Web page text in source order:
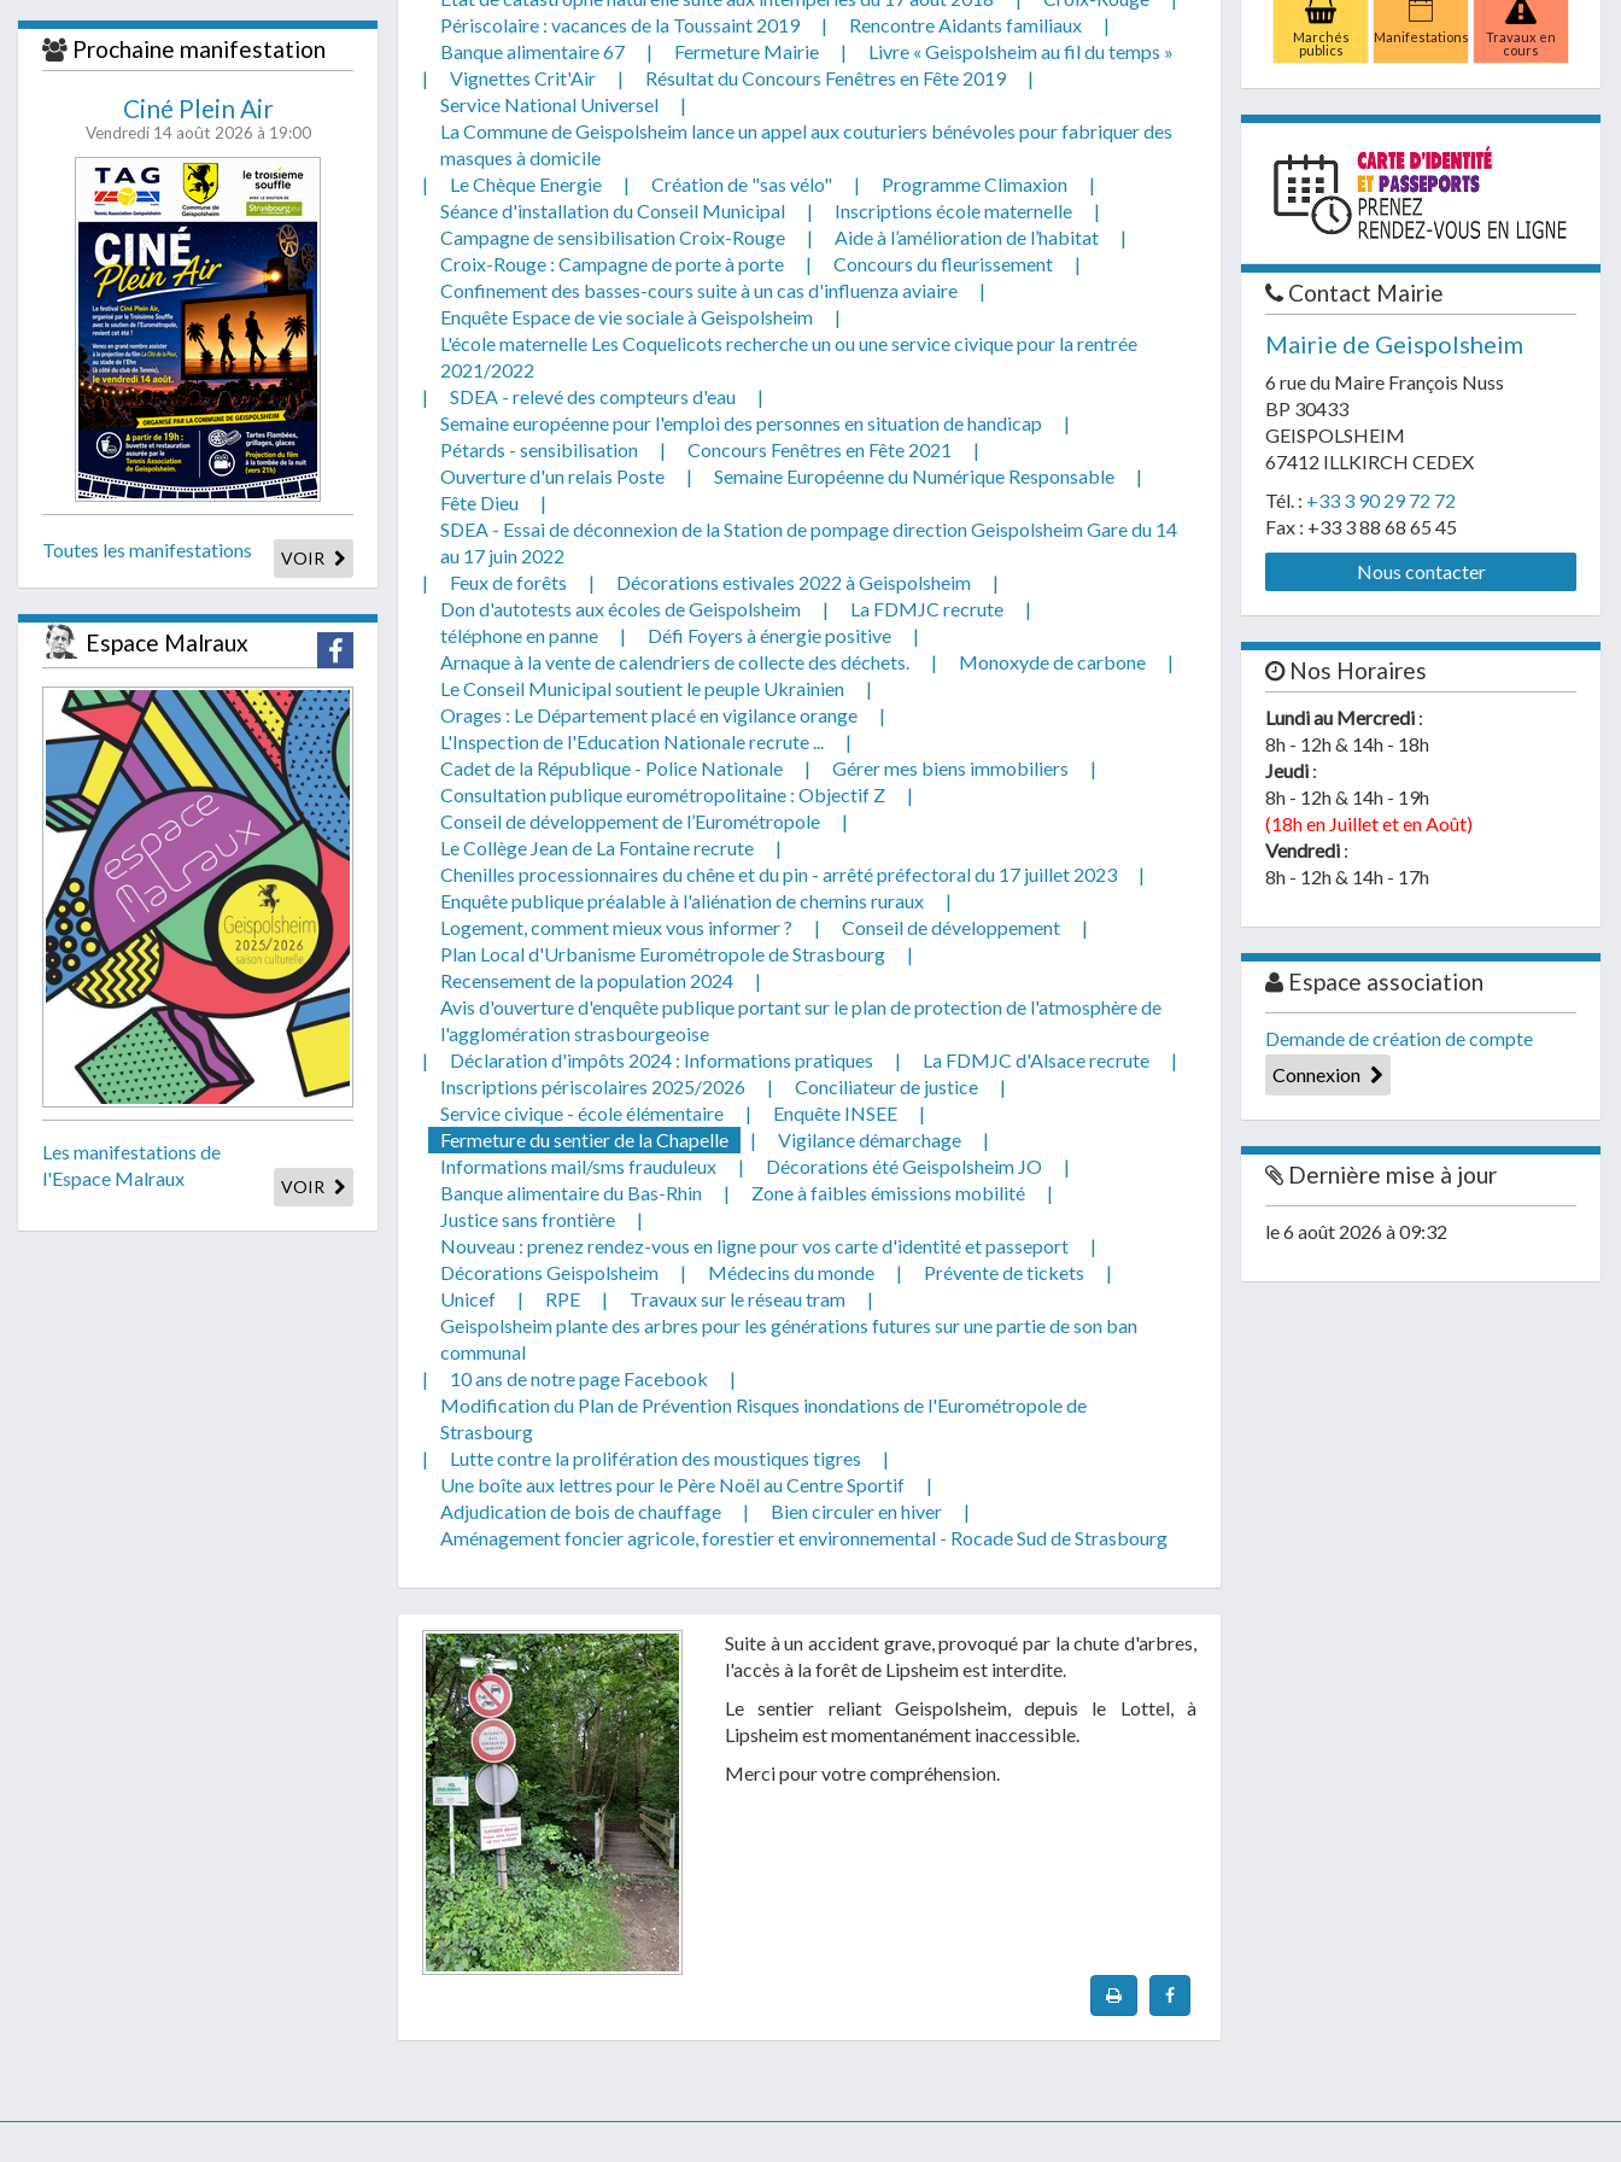
Périscolaire : vacances de la Toussaint 2019
| Rencontre Aidants familiaux
|
Banque alimentaire 67
| Fermeture Mairie |
Livre « Geispolsheim au fil du temps »
|
Vignettes Crit'Air | Résultat du Concours Fenêtres en Fête 2019
|
Service National Universel
|
La Commune de Geispolsheim lance un appel aux couturiers bénévoles pour fabriquer des
masques à domicile
|
Le Chèque Energie | Création de "sas vélo" | Programme Climaxion
|
Séance d'installation du Conseil Municipal
| Inscriptions école maternelle
|
Campagne de sensibilisation Croix-Rouge
| Aide à l’amélioration de l’habitat
|
Croix-Rouge : Campagne de porte à porte
| Concours du fleurissement
|
Confinement des basses-cours suite à un cas d'influenza aviaire
|
Enquête Espace de vie sociale à Geispolsheim
|
L'école maternelle Les Coquelicots recherche un ou une service civique pour la rentrée
2021/2022
|
SDEA - relevé des compteurs d'eau
|
Semaine européenne pour l'emploi des personnes en situation de handicap
|
Pétards - sensibilisation
| Concours Fenêtres en Fête 2021
|
Ouverture d'un relais Poste
| Semaine Européenne du Numérique Responsable
|
Fête Dieu
|
SDEA - Essai de déconnexion de la Station de pompage direction Geispolsheim Gare du 14
au 17 juin 2022
|
Feux de forêts | Décorations estivales 2022 à Geispolsheim
|
Don d'autotests aux écoles de Geispolsheim
| La FDMJC recrute
|
téléphone en panne
| Défi Foyers à énergie positive
|
Arnaque à la vente de calendriers de collecte des déchets.
| Monoxyde de carbone
|
Le Conseil Municipal soutient le peuple Ukrainien
|
Orages : Le Département placé en vigilance orange
|
L'Inspection de l'Education Nationale recrute ...
|
Cadet de la République - Police Nationale
| Gérer mes biens immobiliers
|
Consultation publique eurométropolitaine : Objectif Z
|
Conseil de développement de l’Eurométropole
|
Le Collège Jean de La Fontaine recrute
|
Chenilles processionnaires du chêne et du pin - arrêté préfectoral du 17 juillet 2023
|
Enquête publique préalable à l'aliénation de chemins ruraux
|
Logement, comment mieux vous informer ?
| Conseil de développement
|
Plan Local d'Urbanisme Eurométropole de Strasbourg
|
Recensement de la population 2024
|
Avis d'ouverture d'enquête publique portant sur le plan de protection de l'atmosphère de
l'agglomération strasbourgeoise
|
Déclaration d'impôts 2024 : Informations pratiques | La FDMJC d'Alsace recrute
|
Inscriptions périscolaires 2025/2026
| Conciliateur de justice
|
Service civique - école élémentaire
| Enquête INSEE
|
Fermeture du sentier de la Chapelle
| Vigilance démarchage
|
Informations mail/sms frauduleux
| Décorations été Geispolsheim JO
|
Banque alimentaire du Bas-Rhin
| Zone à faibles émissions mobilité
|
Justice sans frontière
|
Nouveau : prenez rendez-vous en ligne pour vos carte d'identité et passeport
|
Décorations Geispolsheim
| Médecins du monde | Prévente de tickets
|
Unicef
| RPE | Travaux sur le réseau tram
|
Geispolsheim plante des arbres pour les générations futures sur une partie de son ban
communal
|
10 ans de notre page Facebook
|
Modification du Plan de Prévention Risques inondations de l'Eurométropole de
Strasbourg
|
Lutte contre la prolifération des moustiques tigres
|
Une boîte aux lettres pour le Père Noël au Centre Sportif
|
Adjudication de bois de chauffage
| Bien circuler en hiver
|
Aménagement foncier agricole, forestier et environnemental - Rocade Sud de Strasbourg
Suite à un accident grave, provoqué par la chute d'arbres,
l'accès à la forêt de Lipsheim est interdite.
Le sentier reliant Geispolsheim, depuis le Lottel, à
Lipsheim est momentanément inaccessible.
Merci pour votre compréhension.
Prochaine manifestation
Ciné Plein Air
Vendredi 14 août 2026 à 19:00
Toutes les manifestations VOIR
Espace Malraux
Les manifestations de
l'Espace Malraux
VOIR
Marchés
publics
Manifestations
Travaux en
cours
Contact Mairie
Mairie de Geispolsheim
6 rue du Maire François Nuss
BP 30433
GEISPOLSHEIM
67412 ILLKIRCH CEDEX
Tél. : +33 3 90 29 72 72
Fax : +33 3 88 68 65 45
Nous contacter
Nos Horaires
Lundi au Mercredi :
8h - 12h & 14h - 18h
Jeudi :
8h - 12h & 14h - 19h
(18h en Juillet et en Août)
Vendredi :
8h - 12h & 14h - 17h
Espace association
Demande de création de compte
Connexion
Dernière mise à jour
le 6 août 2026 à 09:32
j'accepte que mes données personnelles
soient traitées par la Mairie de Geispolsheim.